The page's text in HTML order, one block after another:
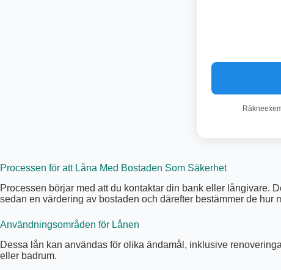
Processen för att Låna Med Bostaden Som Säkerhet
Processen börjar med att du kontaktar din bank eller långivare.
sedan en värdering av bostaden och därefter bestämmer de hur
Användningsområden för Lånen
Dessa lån kan användas för olika ändamål, inklusive
eller badrum.